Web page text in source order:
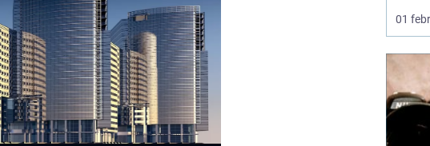
ofta
bland
en
väl
01